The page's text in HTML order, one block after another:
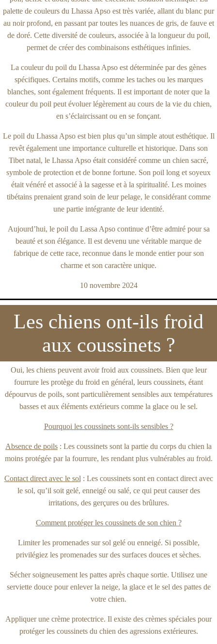
palette de couleurs du Lhassa Apso est très variée, allant du blanc pur
au noir profond, en passant par toutes les nuances de gris, de fauve et
de doré. Cette diversité de couleurs, associée à la longueur du poil,
permet de créer des combinaisons esthétiques infinies.
La couleur du poil du Lhassa Apso est déterminée par des gènes
spécifiques. Certains motifs, comme les taches ou les marques
blanches, sont également fréquents. Il est important de noter que la
couleur du poil peut évoluer légèrement au cours de la vie du chien,
en s’éclaircissant ou en se fonçant.
Le poil du Lhassa Apso est bien plus qu’un simple atout esthétique. Il
revêt également une importance culturelle et historique. Dans son
Tibet natal, le Lhassa Apso était considéré comme un chien sacré,
symbole de protection et de bonne fortune. Son poil long et soyeux
était vénéré et associé à la sagesse et à la spiritualité. Les moines
tibétains prenaient grand soin de leur pelage, le considérant comme
une partie intégrante de leur identité.
Aujourd’hui, le poil du Lassa Apso continue d’être admiré pour sa
beauté et son élégance. Il est devenu une véritable marque de
fabrique de cette race, reconnue dans le monde entier pour son
charme et son caractère unique.
10 novembre 2024
Les chiens ont-ils froid
aux coussinets ?
Oui, les chiens peuvent avoir froid aux coussinets. Bien que leur
fourrure les protège du froid en général, leurs coussinets, étant
dépourvus de poils, sont particulièrement sensibles aux températures
basses et aux éléments extérieurs comme la glace ou le sel.
Pourquoi les coussinets sont-ils sensibles ?
Absence de poils : Les coussinets sont la partie du corps du chien la
moins protégée par la fourrure, les rendant plus vulnérables au froid.
Contact direct avec le sol : Les coussinets sont en contact direct avec
le sol, qu’il soit gelé, enneigé ou salé, ce qui peut causer des
irritations, des gerçures ou des brûlures.
Comment protéger les coussinets de son chien ?
Limiter les promenades sur sol gelé ou enneigé. Si possible,
privilégiez les promenades sur des surfaces douces et sèches.
Sécher soigneusement les pattes après chaque sortie. Utilisez une
serviette douce pour enlever la neige, la glace et le sel des pattes de
votre chien.
Appliquer une crème protectrice. Il existe des crèmes spéciales pour
protéger les coussinets du chien des agressions extérieures.